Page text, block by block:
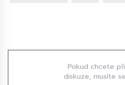
Pokud chcete
diskuze, musíte